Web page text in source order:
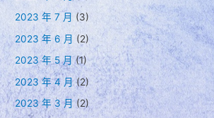
2023 年 7 月 (3)
2023 年 6 月 (2)
2023 年 5 月(1)
2023 年 4 月(2)
2023 年 3 月(2)